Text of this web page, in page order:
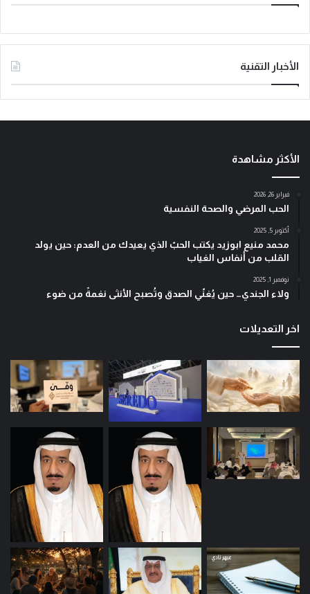
الأخبار التقنية
الأكثر مشاهدة
فبراير 26, 2026
الحب المرضي والصحة النفسية
أكتوبر 5, 2025
محمد منيع ابوزيد يكتب الحبّ الذي يعيدك من العدم: حين يولد
القلب من أنفاس الغياب
نوفمبر 1, 2025
ولاء الجندي… حين يُغنّي الصدق وتُصبح الأنثى نغمةً من ضوء
اخر التعديلات